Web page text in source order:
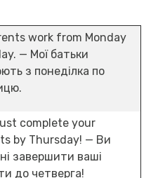
work from Monday
— Мої батьки
з понеділка по
complete your
by Thursday! — Ви
завершити ваші
до четверга!